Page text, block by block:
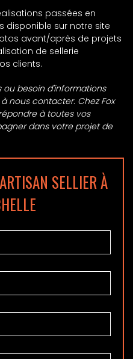
passées en
disponible sur notre site
avant/après de projets
de sellerie
clients.
ou besoin d'informations
nous contacter. Chez Fox
à toutes vos
dans votre projet de
SELLIER À